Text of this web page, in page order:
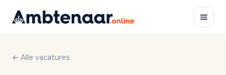
inhoud
← Alle vacatures